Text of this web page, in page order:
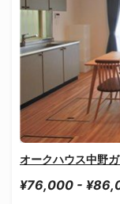
オークハウス中野
¥76,000 -